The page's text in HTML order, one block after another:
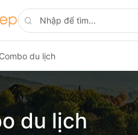
Combo du lịch
du lịch